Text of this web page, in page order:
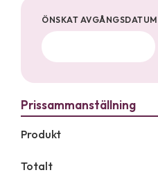
ÖNSKAT AVGÅNGSDATUM
Produkt
Totalt